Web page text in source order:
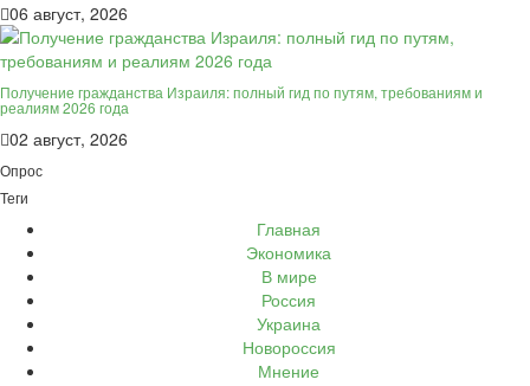
06 август, 2026
Получение гражданства Израиля: полный гид по путям, требованиям и
реалиям 2026 года
02 август, 2026
Опрос
Теги
Главная
Экономика
В мире
Россия
Украина
Новороссия
Мнение